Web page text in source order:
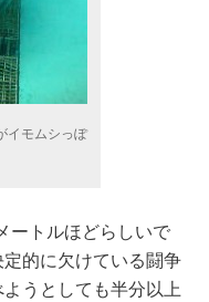
イモムシっぽ
ートルほどらしいで
的に欠けている闘争
うとしても半分以上